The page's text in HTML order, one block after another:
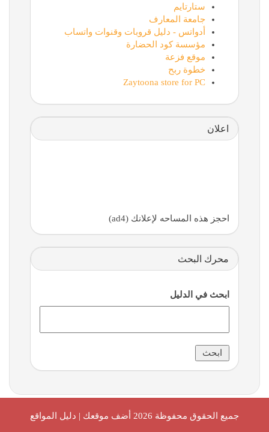
ستارتايم
جامعة المعارف
أدواتس - دليل قروبات وقنوات واتساب
مؤسسة كود الحضارة
موقع فزعة
خطوة ربح
Zaytoona store for PC
اعلان
احجز هذه المساحه لإعلانك (ad4)
محرك البحث
ابحث في الدليل
جميع الحقوق محفوظة 2026 أضف موقعك | دليل المواقع